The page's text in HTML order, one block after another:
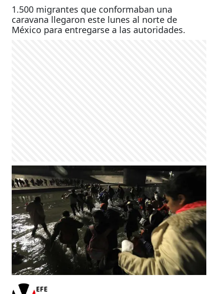
1.500 migrantes que conformaban una
caravana llegaron este lunes al norte de
México para entregarse a las autoridades.
EFE